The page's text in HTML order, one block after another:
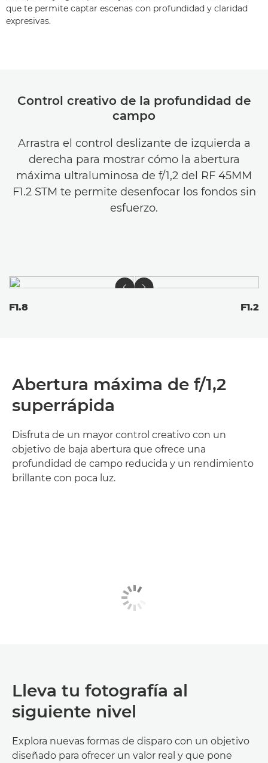
que te permite captar escenas con profundidad y claridad
expresivas.
Control creativo de la profundidad de
campo
Arrastra el control deslizante de izquierda a
derecha para mostrar cómo la abertura
máxima ultraluminosa de f/1,2 del RF 45MM
F1.2 STM te permite desenfocar los fondos sin
esfuerzo.
F1.8 F1.2
Abertura máxima de f/1,2
superrápida
Disfruta de un mayor control creativo con un
objetivo de baja abertura que ofrece una
profundidad de campo reducida y un rendimiento
brillante con poca luz.
Lleva tu fotografía al
siguiente nivel
Explora nuevas formas de disparo con un objetivo
diseñado para ofrecer un valor real y que pone